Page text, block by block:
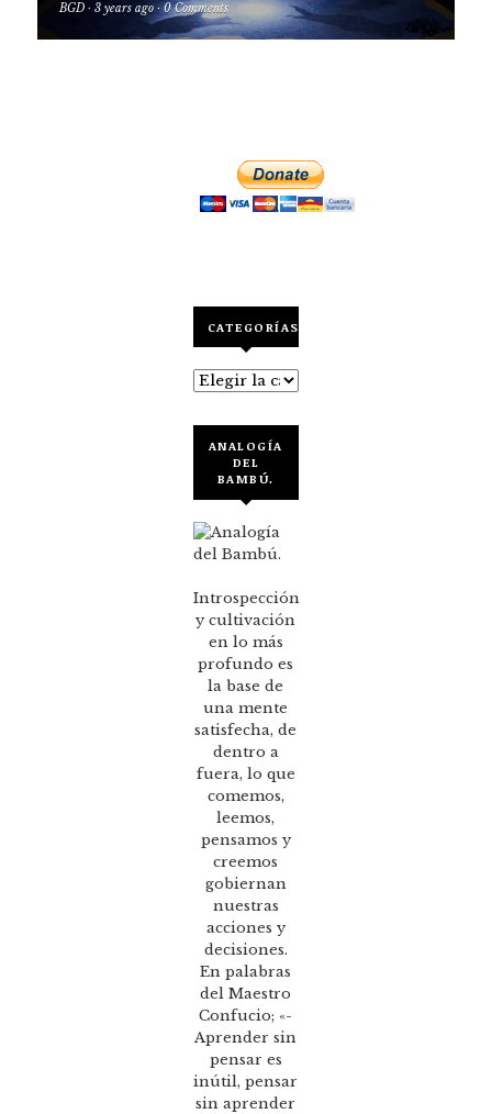
BGD · 3 years ago · 0 Comments
CATEGORÍAS
Categorías
ANALOGÍA
DEL
BAMBÚ.
Introspección
y cultivación
en lo más
profundo es
la base de
una mente
satisfecha, de
dentro a
fuera, lo que
comemos,
leemos,
pensamos y
creemos
gobiernan
nuestras
acciones y
decisiones.
En palabras
del Maestro
Confucio; «-
Aprender sin
pensar es
inútil, pensar
sin aprender